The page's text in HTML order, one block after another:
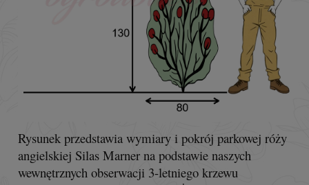
Rysunek przedstawia wymiary i pokrój parkowej róży
angielskiej Silas Marner na podstawie naszych
wewnętrznych obserwacji 3-letniego krzewu